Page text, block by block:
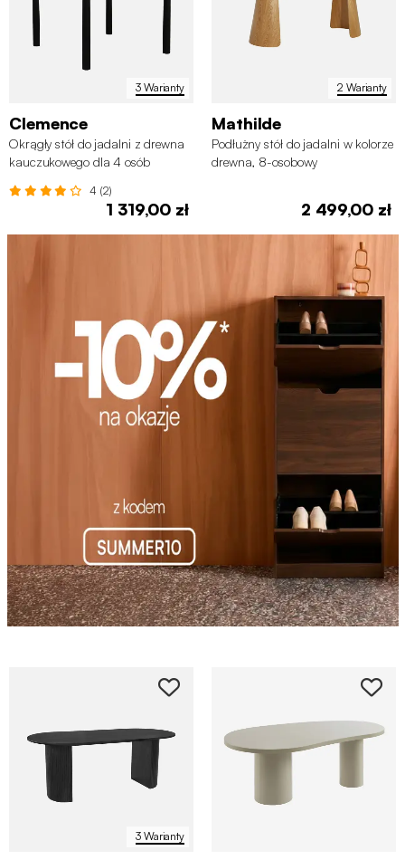
3 Warianty
Clemence
Okrągły stół do jadalni z drewna
kauczukowego dla 4 osób
4 (2)
1 319,00 zł
2 Warianty
Mathilde
Podłużny stół do jadalni w kolorze
drewna, 8-osobowy
2 499,00 zł
3 Warianty